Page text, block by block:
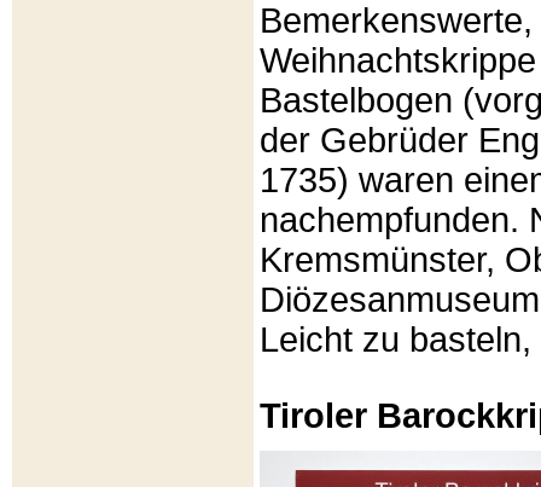
Bastelbogen
der Gebrüder
1735) waren
nachempfunden.
Kremsmünster,
Leicht zu
Tiroler